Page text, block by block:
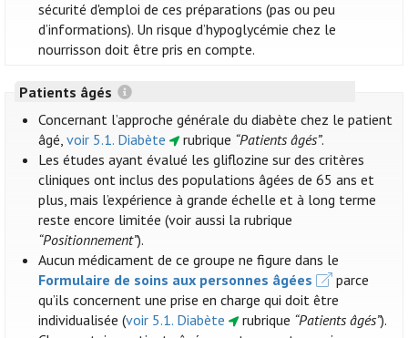
sécurité d'emploi de ces préparations (pas ou peu
d’informations). Un risque d’hypoglycémie chez le
nourrisson doit être pris en compte.
Patients âgés
Concernant l’approche générale du diabète chez le patient
âgé,voir 5.1. Diabète rubrique “Patients âgés”.
Les études ayant évalué les gliflozine sur des critères
cliniques ont inclus des populations âgées de 65 ans et
plus, mais l’expérience à grande échelle et à long terme
reste encore limitée (voir aussi la rubrique
“Positionnement”).
Aucun médicament de ce groupe ne figure dans le
Formulaire de soins aux personnes âgées
parce
qu’ils concernent une prise en charge qui doit être
individualisée (voir 5.1. Diabète rubrique “Patients âgés”).